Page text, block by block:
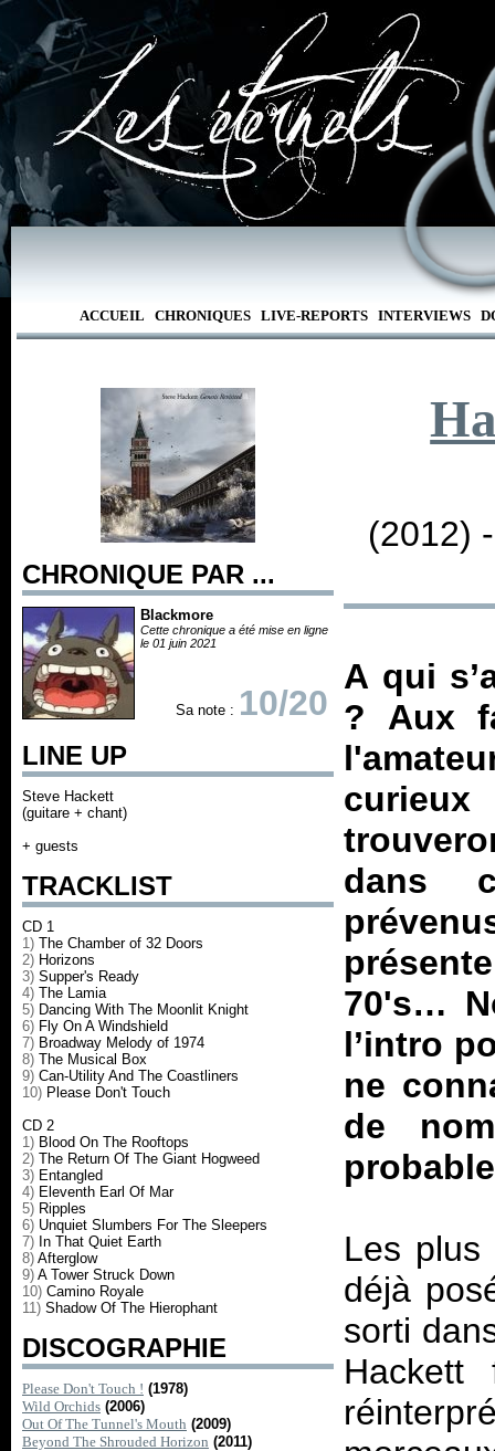
ACCUEIL CHRONIQUES LIVE-REPORTS INTERVIEWS
CHRONIQUE PAR ...
Blackmore
Cette chronique a été mise en ligne
le 01 juin 2021
Sa note : 10/20
LINE UP
Steve Hackett
(guitare + chant)
+ guests
TRACKLIST
CD 1
1) The Chamber of 32 Doors
2) Horizons
3) Supper's Ready
4) The Lamia
5) Dancing With The Moonlit Knight
6) Fly On A Windshield
7) Broadway Melody of 1974
8) The Musical Box
9) Can-Utility And The Coastliners
10) Please Don't Touch
CD 2
1) Blood On The Rooftops
2) The Return Of The Giant Hogweed
3) Entangled
4) Eleventh Earl Of Mar
5) Ripples
6) Unquiet Slumbers For The Sleepers
7) In That Quiet Earth
8) Afterglow
9) A Tower Struck Down
10) Camino Royale
11) Shadow Of The Hierophant
DISCOGRAPHIE
Please Don't Touch ! (1978)
Wild Orchids (2006)
Out Of The Tunnel's Mouth (2009)
Beyond The Shrouded Horizon (2011)
(2012)
A qui
? Aux
dans
70's…
l’intro
ne
de
Les plus
déjà
sorti